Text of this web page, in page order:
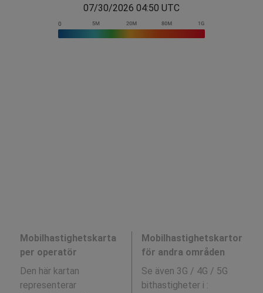
07/30/2026 04:50 UTC
Mobilhastighetskarta
per operatör
Den här kartan
representerar
Mobilhastighetskartor
för andra områden
Se även 3G / 4G / 5G
bithastigheter i :